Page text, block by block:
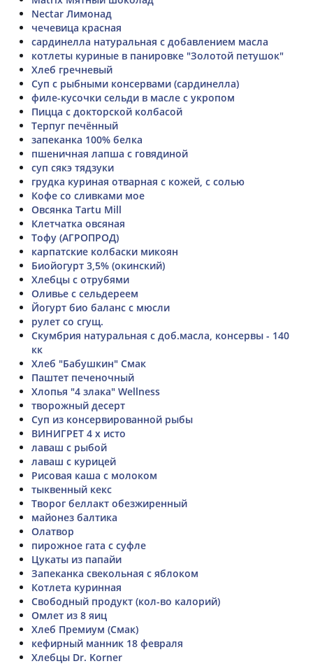
Nectar Лимонад
чечевица красная
сардинелла натуральная с добавлением масла
котлеты куриные в панировке "Золотой петушок"
Хлеб гречневый
Суп с рыбными консервами (сардинелла)
филе-кусочки сельди в масле с укропом
Пицца с докторской колбасой
Терпуг печённый
запеканка 100% белка
пшеничная лапша с говядиной
суп сякэ тядзуки
грудка куриная отварная с кожей, с солью
Кофе со сливками мое
Овсянка Tartu Mill
Клетчатка овсяная
Тофу (АГРОПРОД)
карпатские колбаски микоян
Биойогурт 3,5% (окинский)
Хлебцы с отрубями
Оливье с сельдереем
Йогурт био баланс с мюсли
рулет со сгущ.
Скумбрия натуральная с доб.масла, консервы - 140
кк
Хлеб "Бабушкин" Смак
Паштет печеночный
Хлопья "4 злака" Wellness
творожный десерт
Суп из консервированной рыбы
ВИНИГРЕТ 4 х исто
лаваш с рыбой
лаваш с курицей
Рисовая каша с молоком
тыквенный кекс
Творог беллакт обезжиренный
майонез балтика
Олатвор
пирожное гата с суфле
Цукаты из папайи
Запеканка свекольная с яблоком
Котлета куринная
Свободный продукт (кол-во калорий)
Омлет из 8 яиц
Хлеб Премиум (Смак)
кефирный манник 18 февраля
Хлебцы Dr. Korner